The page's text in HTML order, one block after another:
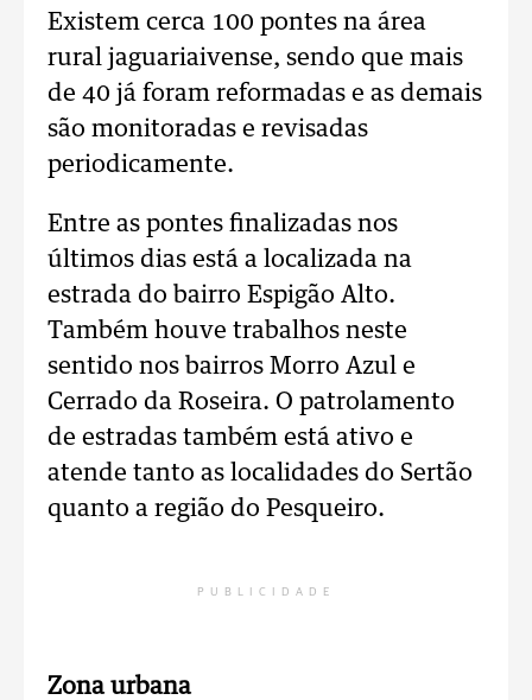
Existem cerca 100 pontes na área
rural jaguariaivense, sendo que mais
de 40 já foram reformadas e as demais
são monitoradas e revisadas
periodicamente.
Entre as pontes finalizadas nos
últimos dias está a localizada na
estrada do bairro Espigão Alto.
Também houve trabalhos neste
sentido nos bairros Morro Azul e
Cerrado da Roseira. O patrolamento
de estradas também está ativo e
atende tanto as localidades do Sertão
quanto a região do Pesqueiro.
PUBLICIDADE
Zona urbana